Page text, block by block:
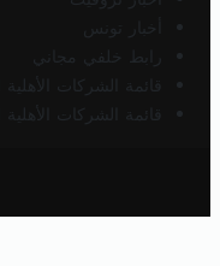
أخبار تونس
رابط خلفي مجاني
قائمة الشركات الأهلية
قائمة الشركات الأهلية